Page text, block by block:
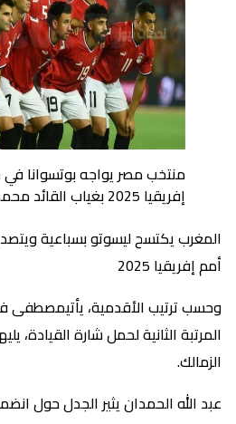
منتخب مصر يواجه بوتسوانا
إفريقيا 2025 بغياب القائد محمد صلاح
المغرب يكتسح ليسوتو بسباعية
أمم إفريقيا 2025
وحسب ترتيب الأقدمية، يأتيمصطفى
المرتبة الثانية لحمل شارة
الزمالك.
عبد الله الحمدان يثير الجدل حول